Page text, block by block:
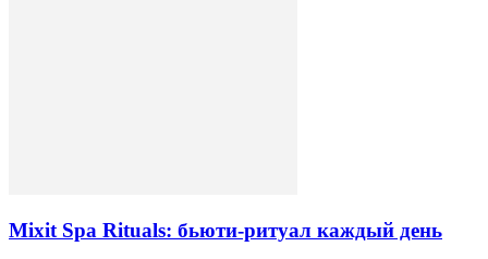
Mixit Spa Rituals: бьюти-ритуал каждый день